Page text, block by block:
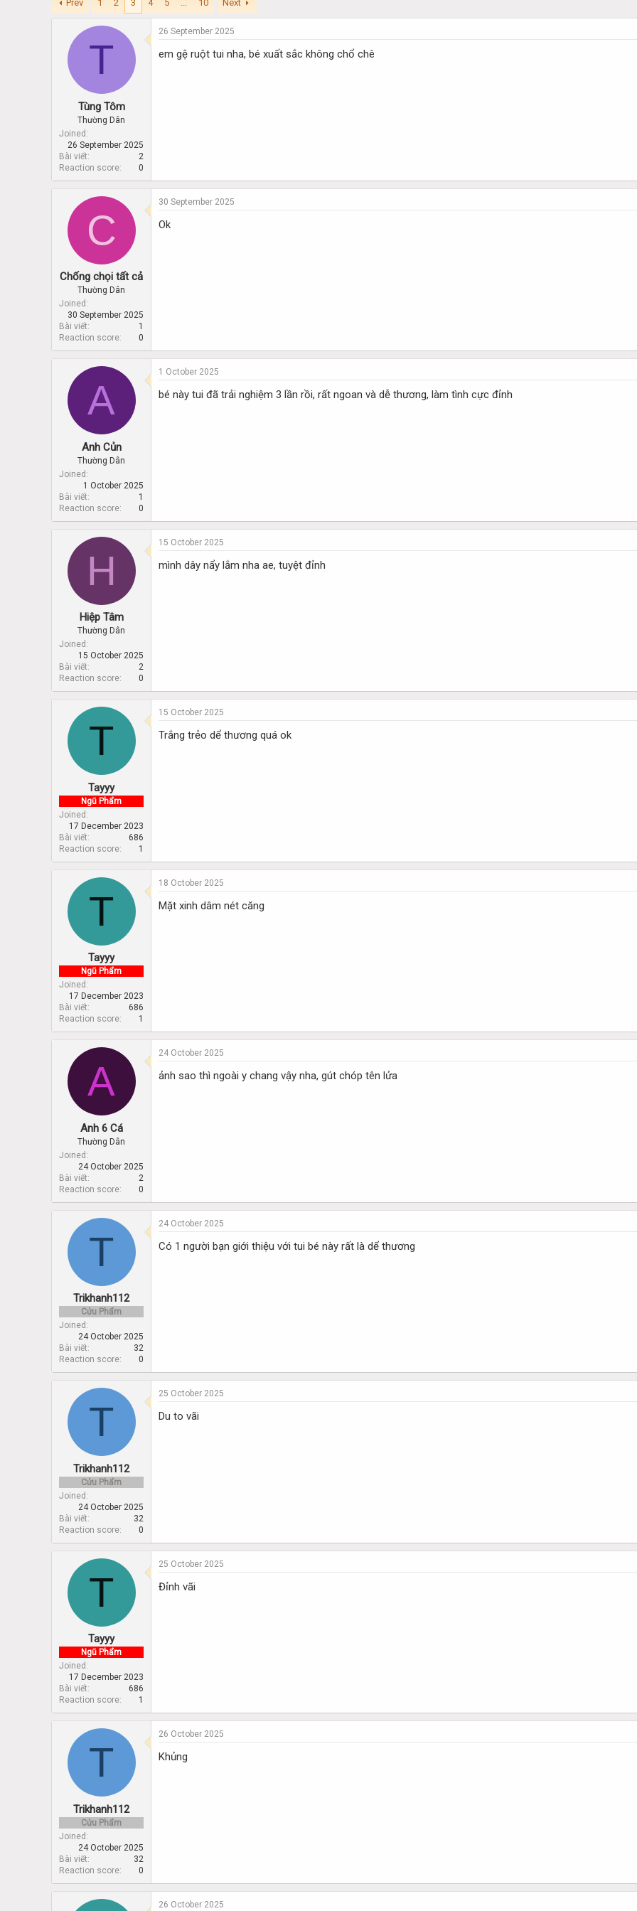
d
s
d
a
Prev 1 2 3 4 5 ... 10 Next
T
Tùng Tôm
Thường Dân
Joined
26 September 2025
Bài viết
2
Reaction score
0
26 September 2025
em gệ ruột tui nha, bé xuất sắc không chổ chê
C
Chống chọi tất cả
Thường Dân
Joined
30 September 2025
Bài viết
1
Reaction score
0
30 September 2025
Ok
A
Anh Củn
Thường Dân
Joined
1 October 2025
Bài viết
1
Reaction score
0
1 October 2025
bé này tui đã trải nghiệm 3 lần rồi, rất ngoan và dễ thương, làm tình cực đỉnh
H
Hiệp Tâm
Thường Dân
Joined
15 October 2025
Bài viết
2
Reaction score
0
15 October 2025
mình dây nẩy lắm nha ae, tuyệt đỉnh
T
Tayyy
Ngũ Phẩm
Joined
17 December 2023
Bài viết
686
Reaction score
1
15 October 2025
Trắng trẻo dể thương quá ok
T
Tayyy
Ngũ Phẩm
Joined
17 December 2023
Bài viết
686
Reaction score
1
18 October 2025
Mặt xinh dâm nét căng
A
Anh 6 Cá
Thường Dân
Joined
24 October 2025
Bài viết
2
Reaction score
0
24 October 2025
ảnh sao thì ngoài y chang vậy nha, gút chóp tên lửa
T
Trikhanh112
Cửu Phẩm
Joined
24 October 2025
Bài viết
32
Reaction score
0
24 October 2025
Có 1 người bạn giới thiệu với tui bé này rất là dể thương
T
Trikhanh112
Cửu Phẩm
Joined
24 October 2025
Bài viết
32
Reaction score
0
25 October 2025
Du to vãi
T
Tayyy
Ngũ Phẩm
Joined
17 December 2023
Bài viết
686
Reaction score
1
25 October 2025
Đỉnh vãi
T
Trikhanh112
Cửu Phẩm
Joined
24 October 2025
Bài viết
32
Reaction score
0
26 October 2025
Khủng
26 October 2025